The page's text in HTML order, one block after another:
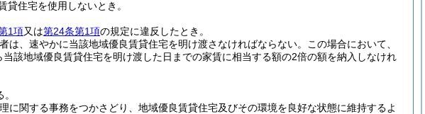
住宅を使用しないとき。
1項又は第24条第1項の規定に違反したとき。
、速やかに当該地域優良賃貸住宅を明け渡さなければならない。
この場合において、
該地域優良賃貸住宅を明け渡した日までの家賃に相当する額の2倍の額を納入しなけれ
関する事務をつかさどり、地域優良賃貸住宅及びその環境を良好な状態に維持するよ